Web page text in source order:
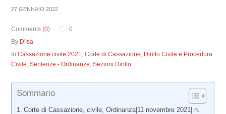
27 GENNAIO 2022
Comments (0)
0
By D'Isa
InCassazione civile 2021,Corte di Cassazione, Diritto Civile e Procedura
Civile,Sentenze - Ordinanze,Sezioni Diritto
Sommario
Corte di Cassazione, civile, Ordinanza|11 novembre 2021| n.